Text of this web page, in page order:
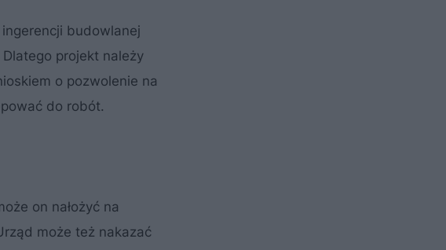
budowlanej
Dlatego projekt należy
o pozwolenie na
do robót.
on nałożyć na
może też nakazać